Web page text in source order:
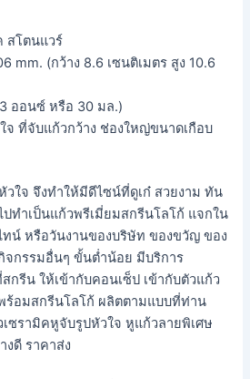
สโตนแวร์
mm. (กว้าง 8.6 เซนติเมตร สูง 10.6
ออนซ์ หรือ 30 มล.)
จ ที่จับแก้วกว้าง ช่องใหญ่ขนาดเกือบ
ใจ จึงทำให้มีดีไซน์ที่ดูเก๋ สวยงาม ทัน
ทำเป็นแก้วพรีเมี่ยมสกรีนโลโก้ แจกใน
ทน์ หรือวันงานของบริษัท ของขวัญ ของ
จกรรมอื่นๆ ขั้นต่ำน้อย มีบริการ
กรีน ให้เข้ากับคอนเซ็ป เข้ากับตัวแก้ว
ร้อมสกรีนโลโก้ ผลิตตามแบบที่ท่าน
เซรามิคหูจับรูปหัวใจ หูแก้วลายพิเศษ
ดี ราคาส่ง